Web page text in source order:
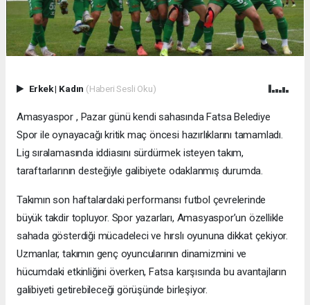
Erkek| Kadın (Haberi Sesli Oku)
Amasyaspor , Pazar günü kendi sahasında Fatsa Belediye
Spor ile oynayacağı kritik maç öncesi hazırlıklarını tamamladı.
Lig sıralamasında iddiasını sürdürmek isteyen takım,
taraftarlarının desteğiyle galibiyete odaklanmış durumda.
Takımın son haftalardaki performansı futbol çevrelerinde
büyük takdir topluyor. Spor yazarları, Amasyaspor’un özellikle
sahada gösterdiği mücadeleci ve hırslı oyununa dikkat çekiyor.
Uzmanlar, takımın genç oyuncularının dinamizmini ve
hücumdaki etkinliğini överken, Fatsa karşısında bu avantajların
galibiyeti getirebileceği görüşünde birleşiyor.